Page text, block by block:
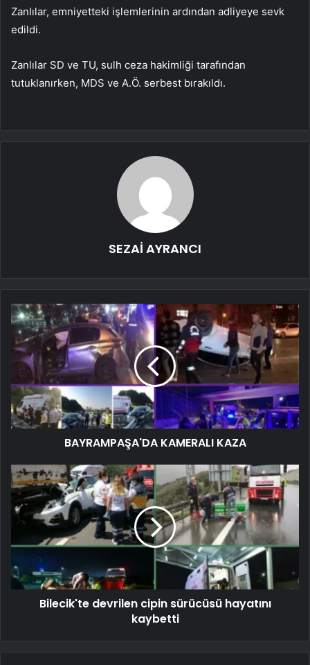
Zanlılar, emniyetteki işlemlerinin ardından adliyeye sevk
edildi.
Zanlılar SD ve TU, sulh ceza hakimliği tarafından
tutuklanırken, MDS ve A.Ö. serbest bırakıldı.
SEZAİ AYRANCI
BAYRAMPAŞA'DA KAMERALI KAZA
Bilecik'te devrilen cipin sürücüsü hayatını
kaybetti